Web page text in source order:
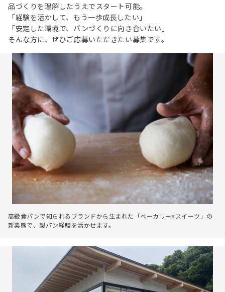
品づくりを理解したうえでスタート可能。
「経験を活かして、もう一歩成長したい」
「安定した環境で、パンづくりに向き合いたい」
そんな方に、ぜひご応募いただきたい募集です。
高級食パンで知られるブランドから生まれた「ベーカリー×スイーツ」の
新業態で、製パン経験を活かせます。